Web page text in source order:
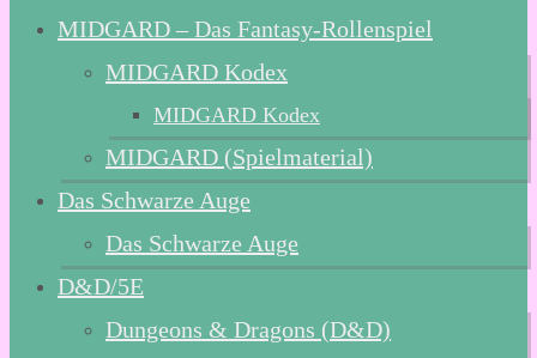
springenMIDGARD – Das Fantasy-Rollenspiel
MIDGARD Kodex
MIDGARD Kodex
MIDGARD (Spielmaterial)
Das Schwarze Auge
Das Schwarze Auge
D&D/5E
Dungeons & Dragons (D&D)